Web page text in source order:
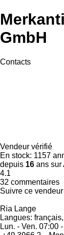
GmbH
Contacts
Vendeur vérifié
En stock: 1157
depuis 16 ans sur
4.1
32 commentaires
Suivre ce vendeur
Ria Lange
Langues:
Lun. - Ven. 07:00